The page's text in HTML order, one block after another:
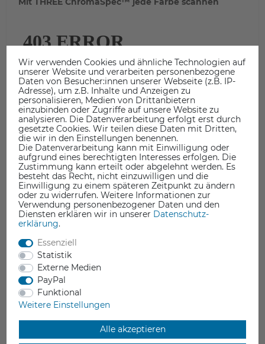
3D Scan Tiny Details with THREE
Wir verwenden Cookies und ähnliche Technologien auf
unserer Website und verarbeiten personenbezogene
Daten von Besucher:innen unserer Webseite (z.B. IP-
Adresse), um z.B. Inhalte und Anzeigen zu
personalisieren, Medien von Drittanbietern
einzubinden oder Zugriffe auf unsere Website zu
analysieren. Die Datenverarbeitung erfolgt erst durch
gesetzte Cookies. Wir teilen diese Daten mit Dritten,
die wir in den Einstellungen benennen.
Die Datenverarbeitung kann mit Einwilligung oder
aufgrund eines berechtigten Interesses erfolgen. Die
Zustimmung kann erteilt oder abgelehnt werden. Es
besteht das Recht, nicht einzuwilligen und die
Einwilligung zu einem späteren Zeitpunkt zu ändern
oder zu widerrufen. Weitere Informationen zur
Verwendung personenbezogener Daten und den
Diensten erklären wir in unserer Daten­schutz­
erklärung.
Essenziell
Statistik
Externe Medien
PayPal
Funktional
Weitere Einstellungen
Alle akzeptieren